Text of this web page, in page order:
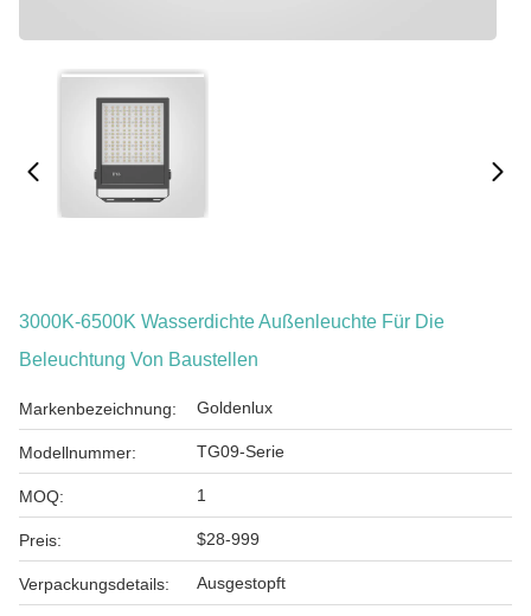
3000K-6500K Wasserdichte Außenleuchte Für Die
Beleuchtung Von Baustellen
Markenbezeichnung: Goldenlux
Modellnummer: TG09-Serie
MOQ: 1
Preis: $28-999
Verpackungsdetails: Ausgestopft